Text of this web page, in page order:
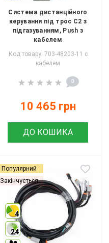
Система дистанційного
керування під трос С2 з
підгазуванням, Push з
кабелем
Код товару: 703-48203-11 с
кабелем
0
10 465 грн
ДО КОШИКА
Популярний
Закінчується
4
24